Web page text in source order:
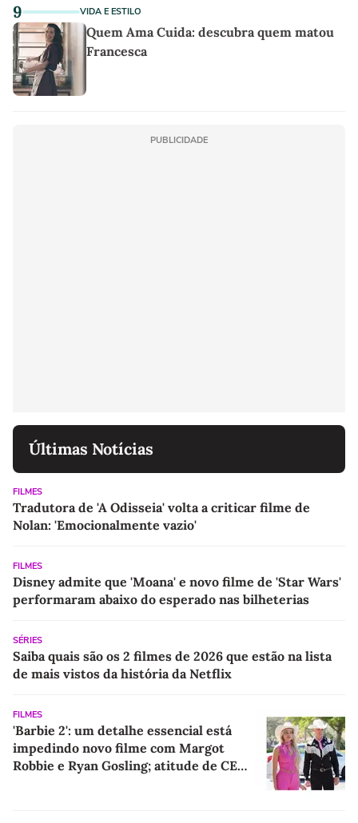
9 VIDA E ESTILO
Quem Ama Cuida: descubra quem matou
Francesca
PUBLICIDADE
Últimas Notícias
FILMES
Tradutora de 'A Odisseia' volta a criticar filme de
Nolan: 'Emocionalmente vazio'
FILMES
Disney admite que 'Moana' e novo filme de 'Star Wars'
performaram abaixo do esperado nas bilheterias
SÉRIES
Saiba quais são os 2 filmes de 2026 que estão na lista
de mais vistos da história da Netflix
FILMES
'Barbie 2': um detalhe essencial está
impedindo novo filme com Margot
Robbie e Ryan Gosling; atitude de CEO